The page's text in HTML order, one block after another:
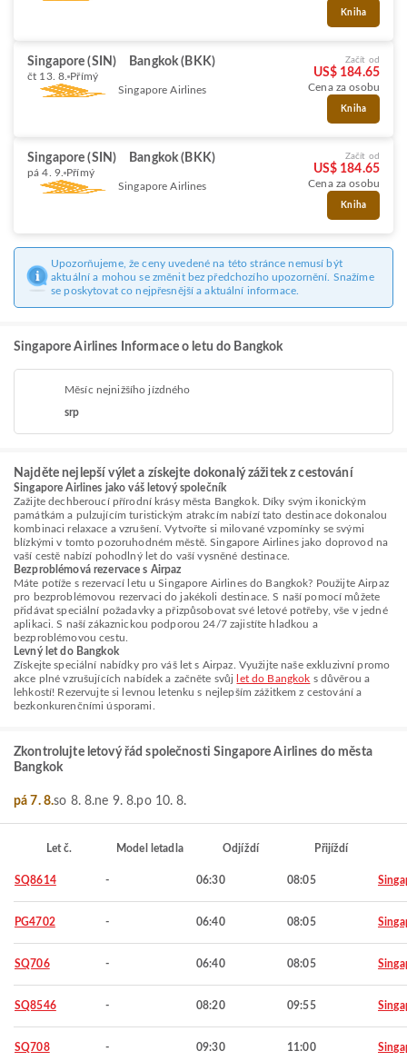
Kniha
Singapore (SIN) Bangkok (BKK)
čt 13. 8. Přímý
Singapore Airlines
Začít od
US$ 184.65
Cena za osobu
Kniha
Singapore (SIN) Bangkok (BKK)
pá 4. 9. Přímý
Singapore Airlines
Začít od
US$ 184.65
Cena za osobu
Kniha
Upozorňujeme, že ceny uvedené na této stránce nemusí být
aktuální a mohou se změnit bez předchozího upozornění. Snažíme
se poskytovat co nejpřesnější a aktuální informace.
Singapore Airlines Informace o letu do Bangkok
Měsíc nejnižšího jízdného
srp
Najděte nejlepší výlet a získejte dokonalý zážitek z cestování
Singapore Airlines jako váš letový společník
Zažijte dechberoucí přírodní krásy města Bangkok. Díky svým ikonickým
památkám a pulzujícím turistickým atrakcím nabízí tato destinace dokonalou
kombinaci relaxace a vzrušení. Vytvořte si milované vzpomínky se svými
blízkými v tomto pozoruhodném městě. Singapore Airlines jako doprovod na
vaší cestě nabízí pohodlný let do vaší vysněné destinace.
Bezproblémová rezervace s Airpaz
Máte potíže s rezervací letu u Singapore Airlines do Bangkok? Použijte Airpaz
pro bezproblémovou rezervaci do jakékoli destinace. S naší pomocí můžete
přidávat speciální požadavky a přizpůsobovat své letové potřeby, vše v jedné
aplikaci. S naší zákaznickou podporou 24/7 zajistíte hladkou a
bezproblémovou cestu.
Levný let do Bangkok
Získejte speciální nabídky pro váš let s Airpaz. Využijte naše exkluzivní promo
akce plné vzrušujících nabídek a začněte svůj
let do Bangkok s důvěrou a
lehkostí! Rezervujte si levnou letenku s nejlepším zážitkem z cestování a
bezkonkurenčními úsporami.
Zkontrolujte letový řád společnosti Singapore Airlines do města
Bangkok
pá 7. 8.so 8. 8.ne 9. 8.po 10. 8.
Let č. Model letadla Odjíždí Přijíždí
SQ8614 - 06:30 08:05
PG4702 - 06:40 08:05
SQ706 - 06:40 08:05
SQ8546 - 08:20 09:55
SQ708 - 09:30 11:00